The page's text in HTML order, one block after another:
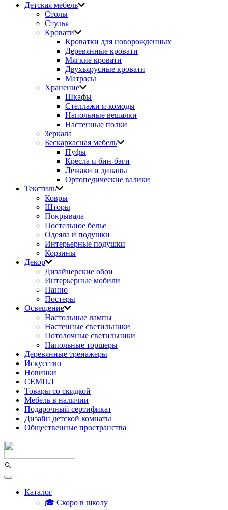
Детская мебель
Столы
Стулья
Кровати
Кроватки для новорожденных
Деревянные кровати
Мягкие кровати
Двухъярусные кровати
Матрасы
Хранение
Шкафы
Стеллажи и комоды
Напольные вешалки
Настенные полки
Зеркала
Бескаркасная мебель
Пуфы
Кресла и бин-бэги
Лежаки и диваны
Ортопедические валики
Текстиль
Ковры
Шторы
Покрывала
Постельное белье
Одеяла и подушки
Интерьерные подушки
Корзины
Декор
Дизайнерские обои
Интерьерные мобили
Панно
Постеры
Освещение
Настольные лампы
Настенные светильники
Потолочные светильники
Напольные торшеры
Деревянные тренажеры
Искусство
Новинки
СЕМПЛ
Товары со скидкой
Мебель в наличии
Подарочный сертификат
Дизайн детской комнаты
Общественные пространства
Каталог
🎓 Скоро в школу